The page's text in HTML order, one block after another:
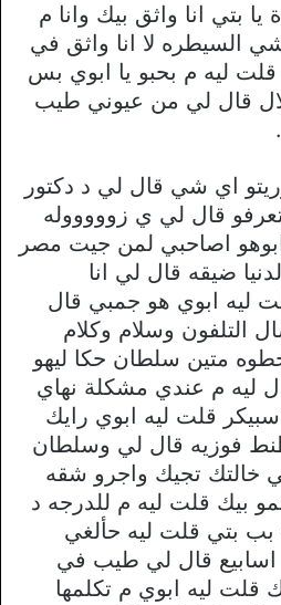
بتي انا واثق بيك وانا م
السيطره لا انا واثق في
قلت ليه م بحبو يا ابوي بس
قال لي من عيوني طيب
اي شي قال لي د دكتور
قال لي ي زوووووله
اصاحبي لمن جيت مصر
ضيقه قال لي انا
ليه ابوي هو جمبي قال
التلفون وسلام وكلام
متين سلطان حكا ليهو
ليه م عندي مشكلة نهاي
قلت ليه ابوي رايك
فوزيه قال لي وسلطان
خالتك تجيك واجرو شقه
بيك قلت ليه م للدرجه د
بب بتي قلت ليه حألغي
اسابيع قال لي طيب في
قلت ليه ابوي م تكلمها